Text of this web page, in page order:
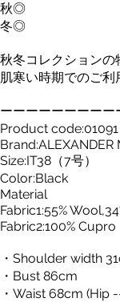
秋◎
冬◎
秋冬コレクションの
肌寒い時期でのご利
ーーーーーーーーー
Product code:01091
Brand:ALEXANDER
Size:IT38（7号）
Color:Black
Material
Fabric1:55%
Fabric2:100% Cupro
・Shoulder width
・Bust 86cm
・Waist 68cm (Hip